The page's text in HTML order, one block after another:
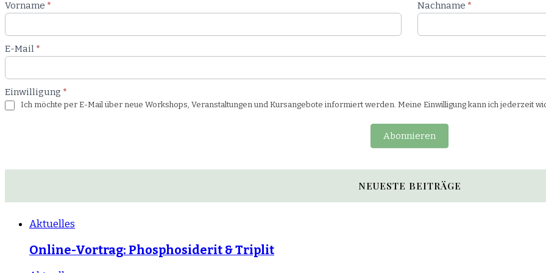
Newsletter
Workshop
Vorname * Nachname *
E-Mail *
Einwilligung *
Ich möchte per E-Mail über neue Workshops, Veranstaltungen und Kursangebote informiert werden. Meine Einwilligung kann ich jederzeit
Abonnieren
NEUESTE BEITRÄGE
Aktuelles
Online-Vortrag: Phosphosiderit & Triplit